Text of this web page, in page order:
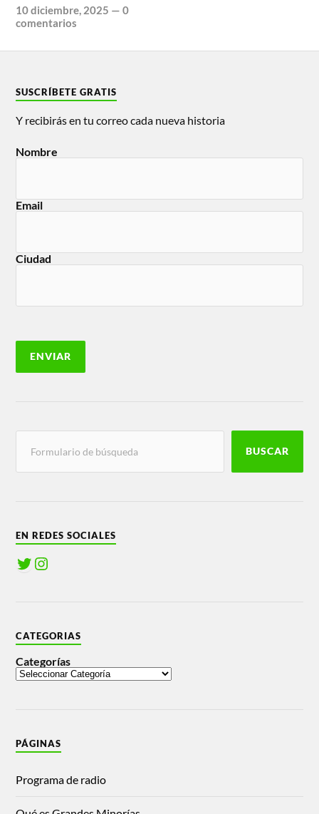
10 diciembre, 2025 —0
comentarios
SUSCRÍBETE GRATIS
Y recibirás en tu correo cada nueva historia
Nombre
Email
Ciudad
BUSCAR
EN REDES SOCIALES
CATEGORIAS
Categorías
PÁGINAS
Programa de radio